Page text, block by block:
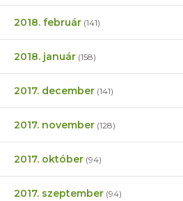
2018. február (141)
2018. január (158)
2017. december (141)
2017. november (128)
2017. október (94)
2017. szeptember (94)